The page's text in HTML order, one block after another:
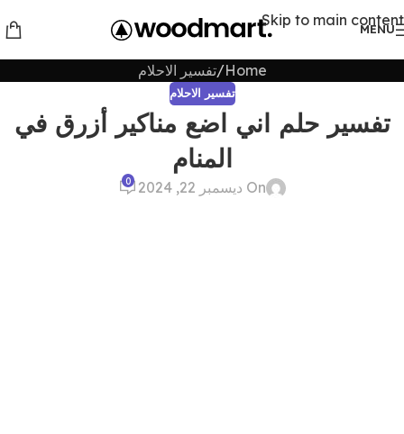
Skip to main content
MENU
Home تفسير الاحلام
تفسير الاحلام
تفسير حلم اني اضع مناكير أزرق في
المنام
On ديسمبر 22, 2024 0